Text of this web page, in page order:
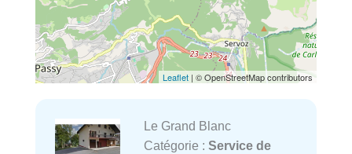
Leaflet | © OpenStreetMap contributors
Le Grand Blanc
Catégorie : Service de